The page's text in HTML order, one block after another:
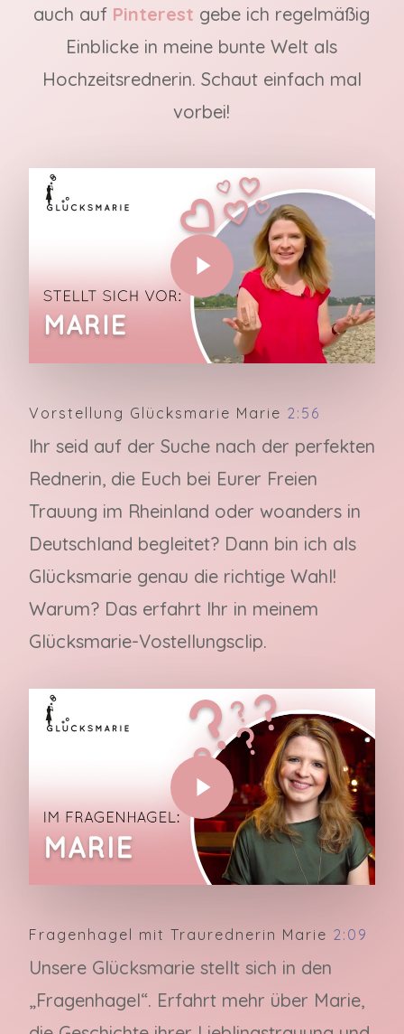
auch auf Pinterest gebe ich regelmäßig
Einblicke in meine bunte Welt als
Hochzeitsrednerin. Schaut einfach mal
vorbei!
Play Video
Vorstellung Glücksmarie Marie 2:56
Ihr seid auf der Suche nach der perfekten
Rednerin, die Euch bei Eurer Freien
Trauung im Rheinland oder woanders in
Deutschland begleitet? Dann bin ich als
Glücksmarie genau die richtige Wahl!
Warum? Das erfahrt Ihr in meinem
Glücksmarie-Vostellungsclip.
Play Video
Fragenhagel mit Traurednerin Marie 2:09
Unsere Glücksmarie stellt sich in den
„Fragenhagel“. Erfahrt mehr über Marie,